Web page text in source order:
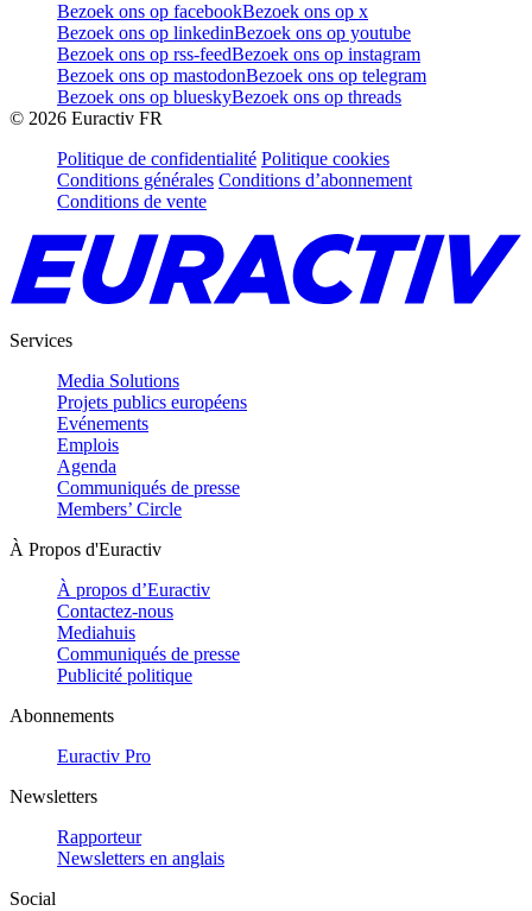
Bezoek ons op facebookBezoek ons op x
Bezoek ons op linkedinBezoek ons op youtube
Bezoek ons op rss-feedBezoek ons op instagram
Bezoek ons op mastodonBezoek ons op telegram
Bezoek ons op blueskyBezoek ons op threads
© 2026 Euractiv FR
Politique de confidentialité Politique cookies
Conditions générales Conditions d’abonnement
Conditions de vente
Services
Media Solutions
Projets publics européens
Evénements
Emplois
Agenda
Communiqués de presse
Members’ Circle
À Propos d'Euractiv
À propos d’Euractiv
Contactez-nous
Mediahuis
Communiqués de presse
Publicité politique
Abonnements
Euractiv Pro
Newsletters
Rapporteur
Newsletters en anglais
Social